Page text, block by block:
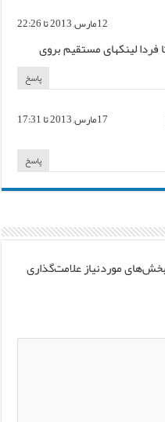
12مارس, 2013 تا 22:26
لینکهای مستقیم بروی
پاسخ
17مارس, 2013 تا 17:31
پاسخ
بخش‌های موردنیاز علامت‌گذاری